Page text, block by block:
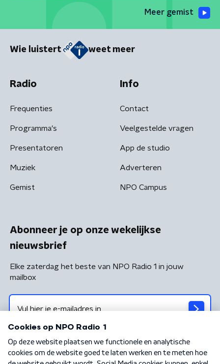
Meer gemist
Wie luistert weet meer
Radio
Frequenties
Programma's
Presentatoren
Muziek
Gemist
Info
Contact
Veelgestelde vragen
App de studio
Adverteren
NPO Campus
Abonneer je op onze wekelijkse
nieuwsbrief
Elke zaterdag het beste van NPO Radio 1 in jouw
mailbox